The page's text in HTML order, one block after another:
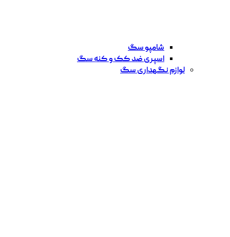
شامپو سگ
اسپری ضد کک و کنه سگ
لوازم نگهداری سگ